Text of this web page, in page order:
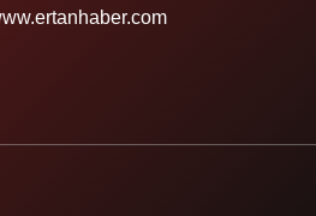
Sinop
Tekirdağ